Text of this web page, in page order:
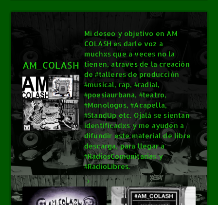
AM_COLASH
Mi deseo y objetivo en AM
COLASH es darle voz a
muchxs que a veces no la
tienen, atraves de la creación
de #talleres de producción
#musical, rap, #radial,
#poesiaurbana, #teatro,
#Monologos, #Acapella,
#StandUp etc. Ojalá se sientan
identificadxs y me ayuden a
difundir este material de libre
descarga, para llegar a
#RadiosComunitarias y
#RadioLibres.